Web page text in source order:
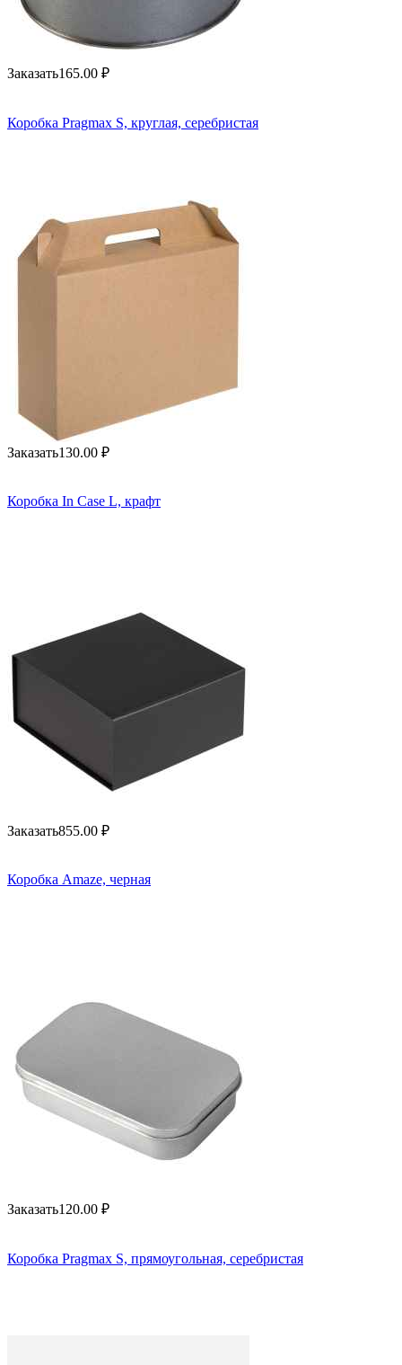
Заказать165.00 ₽
Коробка Pragmax S, круглая, серебристая
Заказать130.00 ₽
Коробка In Case L, крафт
Заказать855.00 ₽
Коробка Amaze, черная
Заказать120.00 ₽
Коробка Pragmax S, прямоугольная, серебристая